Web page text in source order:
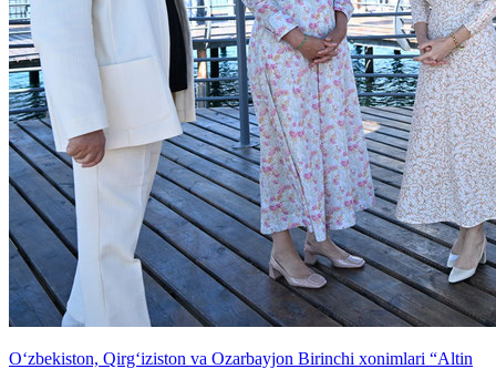
O‘zbekiston, Qirg‘iziston va Ozarbayjon Birinchi xonimlari “Altin